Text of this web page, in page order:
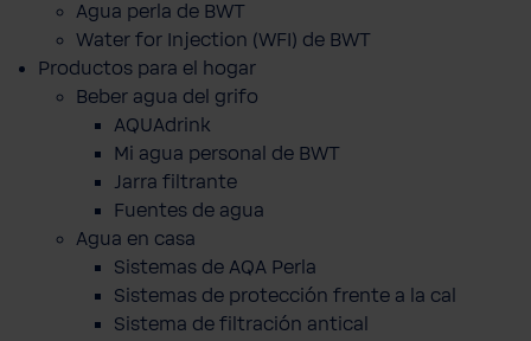
Agua perla de BWT
Water for Injection (WFI) de BWT
Productos para el hogar
Beber agua del grifo
AQUAdrink
Mi agua personal de BWT
Jarra filtrante
Fuentes de agua
Agua en casa
Sistemas de AQA Perla
Sistemas de protección frente a la cal
Sistema de filtración antical